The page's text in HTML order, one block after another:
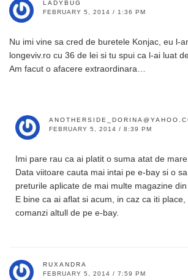
LADYBUG
FEBRUARY 5, 2014 / 1:36 PM
Nu imi vine sa cred de buretele Konjac, eu l-
longeviv.ro cu 36 de lei si tu spui ca l-ai luat
Am facut o afacere extraordinara…
FEBRUARY 5, 2014 / 8:39 PM
Imi pare rau ca ai platit o suma atat de
Data viitoare cauta mai intai pe e-bay si o
preturile aplicate de mai multe magazine
E bine ca ai aflat si acum, in caz ca iti
comanzi altull de pe e-bay.
RUXANDRA
FEBRUARY 5, 2014 / 7:59 PM